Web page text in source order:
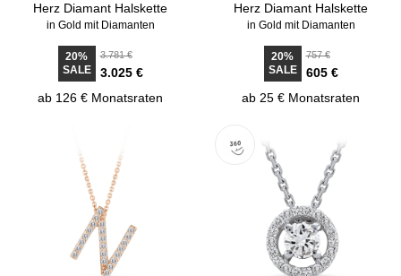
Herz Diamant Halskette
in Gold mit Diamanten
20%
SALE
3.781 €
3.025 €
ab 126 € Monatsraten
Herz Diamant Halskette
in Gold mit Diamanten
20%
SALE
757 €
605 €
ab 25 € Monatsraten